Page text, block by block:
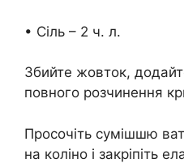
• Сіль – 2 ч. л.
Збийте жовток,
повного розчинення
Просочіть сумішшю
на коліно і закріпіть